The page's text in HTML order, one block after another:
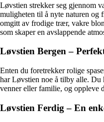
Løvstien strekker seg gjennom
muligheten til å nyte naturen og
omgitt av frodige trær, vakre
som skaper en avslappende
Løvstien Bergen –
Enten du foretrekker rolige
har Løvstien noe å tilby alle. Du
venner eller familie, og oppleve
Løvstien Ferdig – En